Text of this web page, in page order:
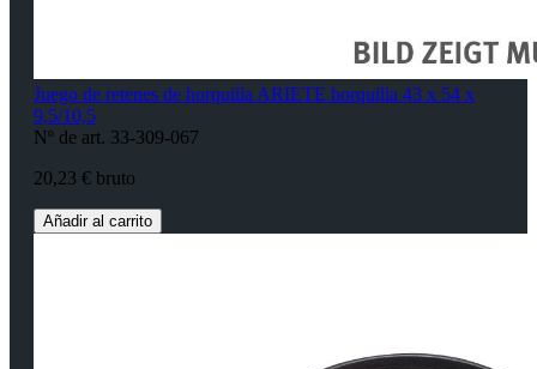
Juego de retenes de horquilla ARIETE horquilla 43 x 54 x
9,5/10,5
Nº de art. 33-309-067
20,23 € bruto
Añadir al carrito